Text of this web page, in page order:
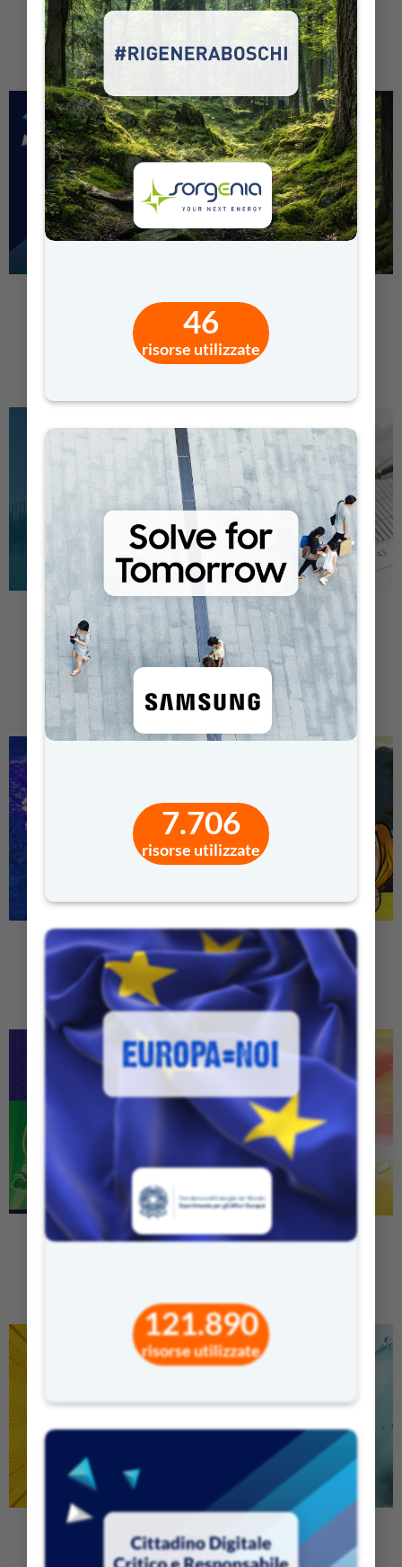
46
risorse utilizzate
7.706
risorse utilizzate
121.890
risorse utilizzate
CRITICO E RESPONSABILE
VIRTUAL TOUR
TERMOVALORIZZATORE
SILLA 2
PROGRAMMI DIDATTICI
FEDUF
SEA LIFE PER LA SCUOLA GLI AMICO ECO
PJ MASKS STORIE PER IMPARARE
OKKIO ALLA SALUTE GOCCIA STORY